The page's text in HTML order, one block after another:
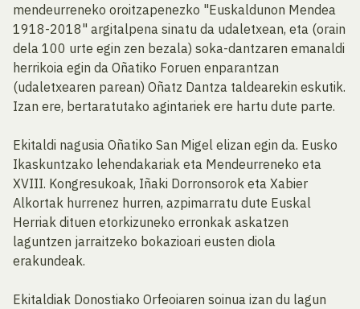
mendeurreneko oroitzapenezko "Euskaldunon Mendea
1918-2018" argitalpena sinatu da udaletxean, eta (orain
dela 100 urte egin zen bezala) soka-dantzaren emanaldi
herrikoia egin da Oñatiko Foruen enparantzan
(udaletxearen parean) Oñatz Dantza taldearekin eskutik.
Izan ere, bertaratutako agintariek ere hartu dute parte.
Ekitaldi nagusia Oñatiko San Migel elizan egin da. Eusko
Ikaskuntzako lehendakariak eta Mendeurreneko eta
XVIII. Kongresukoak, Iñaki Dorronsorok eta Xabier
Alkortak hurrenez hurren, azpimarratu dute Euskal
Herriak dituen etorkizuneko erronkak askatzen
laguntzen jarraitzeko bokazioari eusten diola
erakundeak.
Ekitaldiak Donostiako Orfeoiaren soinua izan du lagun